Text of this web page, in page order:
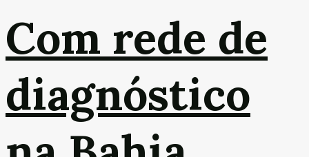
Com rede de
diagnóstico